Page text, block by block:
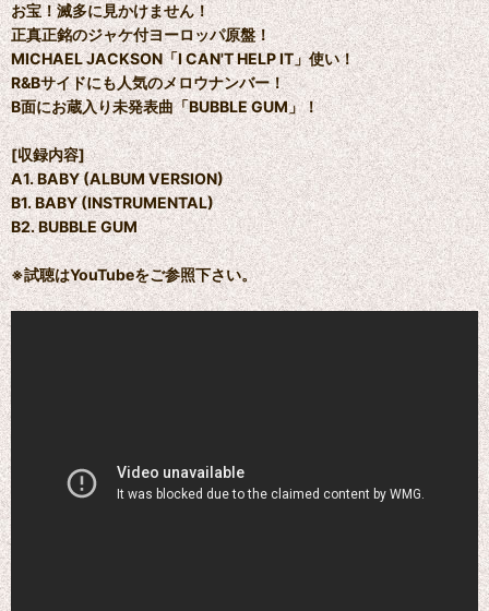
お宝！滅多に見かけません！
正真正銘のジャケ付ヨーロッパ原盤！
MICHAEL JACKSON「I CAN'T HELP IT」使い！
R&Bサイドにも人気のメロウナンバー！
B面にお蔵入り未発表曲「BUBBLE GUM」！
[収録内容]
A1. BABY (ALBUM VERSION)
B1. BABY (INSTRUMENTAL)
B2. BUBBLE GUM
※試聴はYouTubeをご参照下さい。